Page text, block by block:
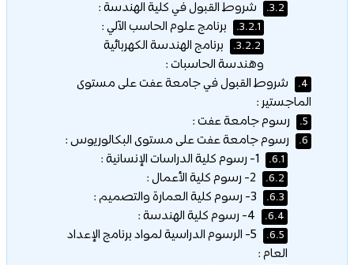
3.2. شروط القبول في كلية الهندسة :
3.2.1. برنامج علوم الحاسب الآلي :
3.2.2.
برنامج الهندسة الكهربائية
وهندسة الحاسبات :
4.
شروط القبول في جامعة عفت على مستوى
الماجستير :
5. رسوم جامعة عفت :
6. رسوم جامعة عفت على مستوى البكالوريوس :
6.1.
6.2.
6.3.
6.4.
6.5.
5- الرسوم الدراسية لمواد برنامج الإعداد
العام :